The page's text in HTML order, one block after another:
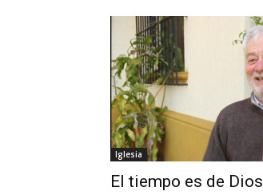
Iglesia
El tiempo es de Dios